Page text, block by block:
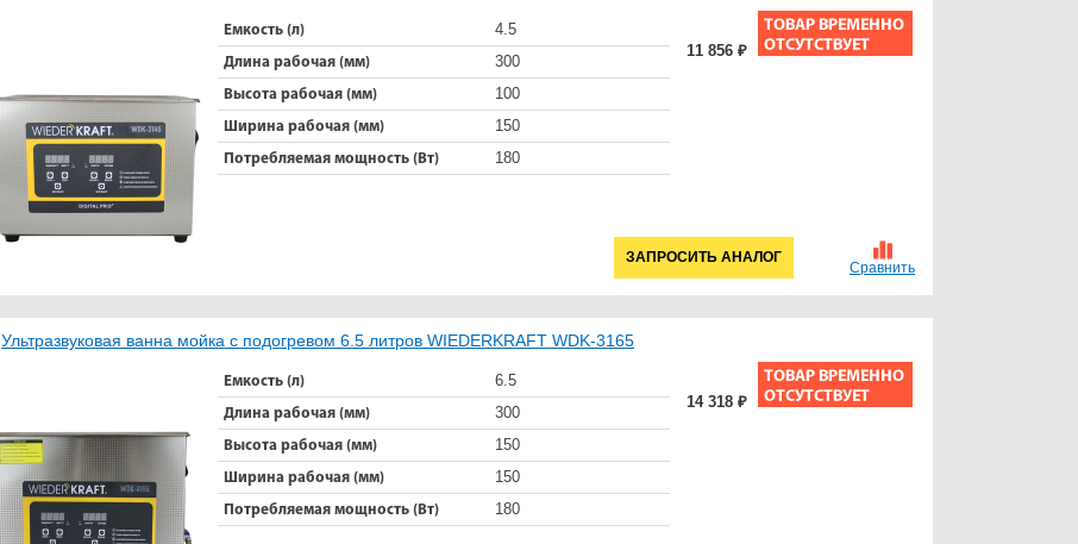
Сравнить
Емкость (л) 4.5
Длина рабочая (мм) 300
Высота рабочая (мм) 100
Ширина рабочая (мм) 150
Потребляемая мощность (Вт) 180
11 856 ₽
ЗАПРОСИТЬ АНАЛОГ
Ультразвуковая ванна мойка с подогревом 6.5 литров WIEDERKRAFT WDK-3165
Емкость (л) 6.5
Длина рабочая (мм) 300
Высота рабочая (мм) 150
Ширина рабочая (мм) 150
Потребляемая мощность (Вт) 180
14 318 ₽